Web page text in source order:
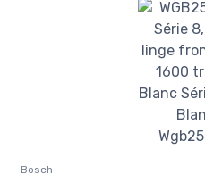
Bosch